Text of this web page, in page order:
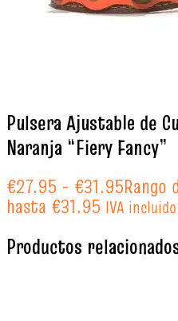
Pulsera Ajustable de
Naranja “Fiery Fancy”
€27.95 - €31.95Rango
hasta €31.95 IVA incluido
Productos